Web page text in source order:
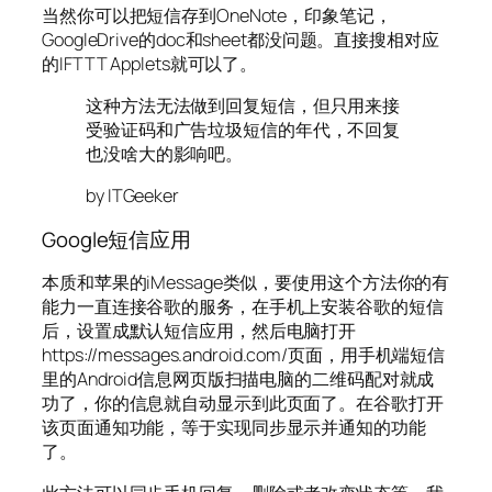
当然你可以把短信存到OneNote，印象笔记，
GoogleDrive的doc和sheet都没问题。直接搜相对应
的IFTTT Applets就可以了。
这种方法无法做到回复短信，但只用来接
受验证码和广告垃圾短信的年代，不回复
也没啥大的影响吧。
by ITGeeker
Google短信应用
本质和苹果的iMessage类似，要使用这个方法你的有
能力一直连接谷歌的服务，在手机上安装谷歌的短信
后，设置成默认短信应用，然后电脑打开
https://messages.android.com/页面，用手机端短信
里的Android信息网页版扫描电脑的二维码配对就成
功了，你的信息就自动显示到此页面了。在谷歌打开
该页面通知功能，等于实现同步显示并通知的功能
了。